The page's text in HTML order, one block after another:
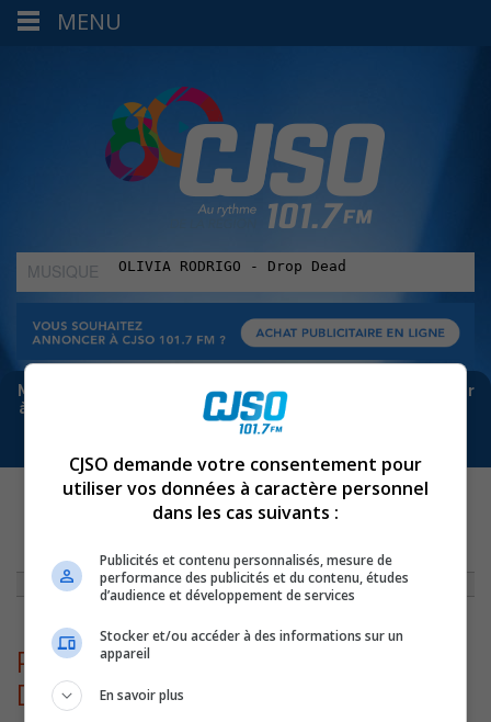
MUSIQUE
:
Meta bloque les infos sur Facebook. Pour ne rien manquer
à Sorel-Tracy et la région, abonne-toi à notre infolettre :
SOUS LA PLUIE»RICHARD POTVIN – MARCHÉ SAINT-DAVID – 20220919
Richard Potvin – Marché Saint-
David – 20220919
MENU
CJSO demande votre consentement pour
utiliser vos données à caractère personnel
dans les cas suivants :
Publicités et contenu personnalisés, mesure de
performance des publicités et du contenu, études
d’audience et développement de services
Stocker et/ou accéder à des informations sur un
appareil
En savoir plus